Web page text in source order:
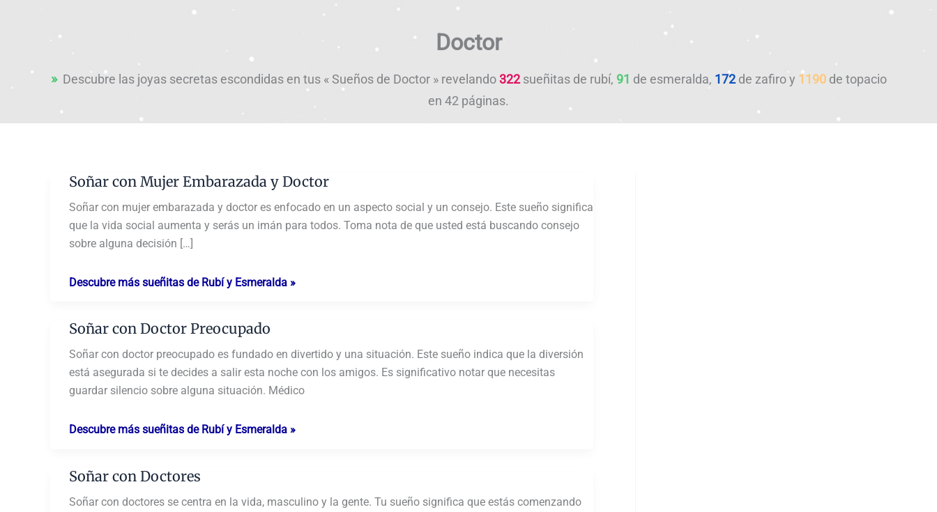
Doctor
Descubre las joyas secretas escondidas en tus « Sueños de Doctor » revelando322sueñitas de rubí, 91 de esmeralda, 172de zafiro y 1190de topacio
en 42 páginas.
Soñar con Mujer Embarazada y Doctor
Soñar con mujer embarazada y doctor es enfocado en un aspecto social y un consejo. Este sueño significa
que la vida social aumenta y serás un imán para todos. Toma nota de que usted está buscando consejo
sobre alguna decisión […]
Soñar
Embarazada
y
Doctor
Descubre más sueñitas de Rubí y Esmeralda »
Soñar con Doctor Preocupado
Soñar con doctor preocupado es fundado en divertido y una situación. Este sueño indica que la diversión
está asegurada si te decides a salir esta noche con los amigos. Es significativo notar que necesitas
guardar silencio sobre alguna situación. Médico
Soñar
Preocupado
Descubre más sueñitas de Rubí y Esmeralda »
Soñar con Doctores
Soñar con doctores se centra en la vida, masculino y la gente. Tu sueño significa que estás comenzando